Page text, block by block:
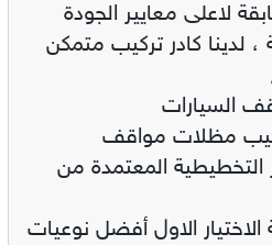
لاعلى معايير الجودة
لدينا كادر تركيب متمكن
السيارات
مظلات مواقف
التخطيطية المعتمدة من
الاول أفضل نوعيات